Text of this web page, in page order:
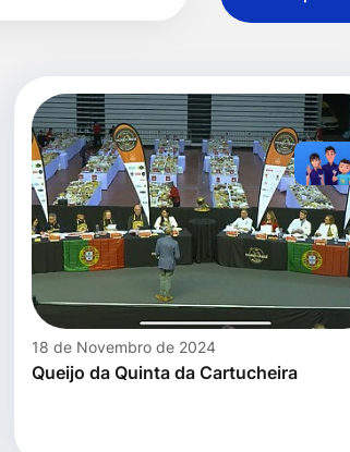
18 de Novembro de 2024
Queijo da Quinta da Cartucheira